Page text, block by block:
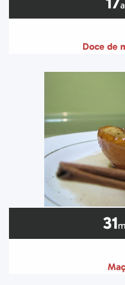
Doce de
31